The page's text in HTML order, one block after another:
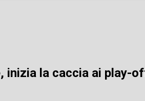
inizia la caccia ai play-